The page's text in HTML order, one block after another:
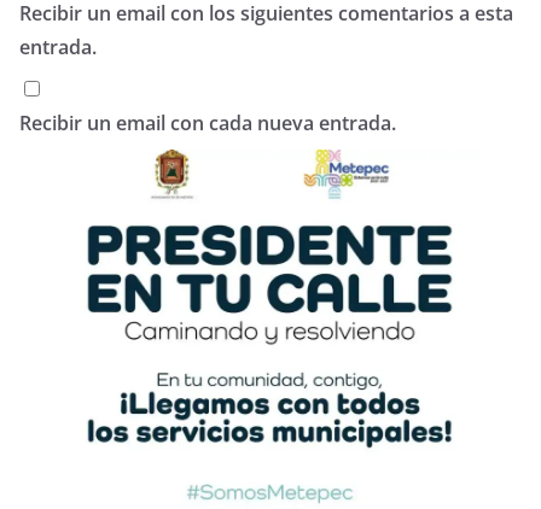
Recibir un email con los siguientes comentarios a esta
entrada.
Recibir un email con cada nueva entrada.